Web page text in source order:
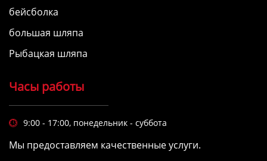
бейсболка
большая шляпа
Рыбацкая шляпа
Часы работы
 9:00 - 17:00, понедельник - суббота
Мы предоставляем качественные услуги.